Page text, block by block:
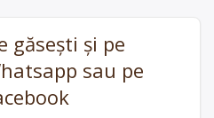
găsești și pe
sau pe